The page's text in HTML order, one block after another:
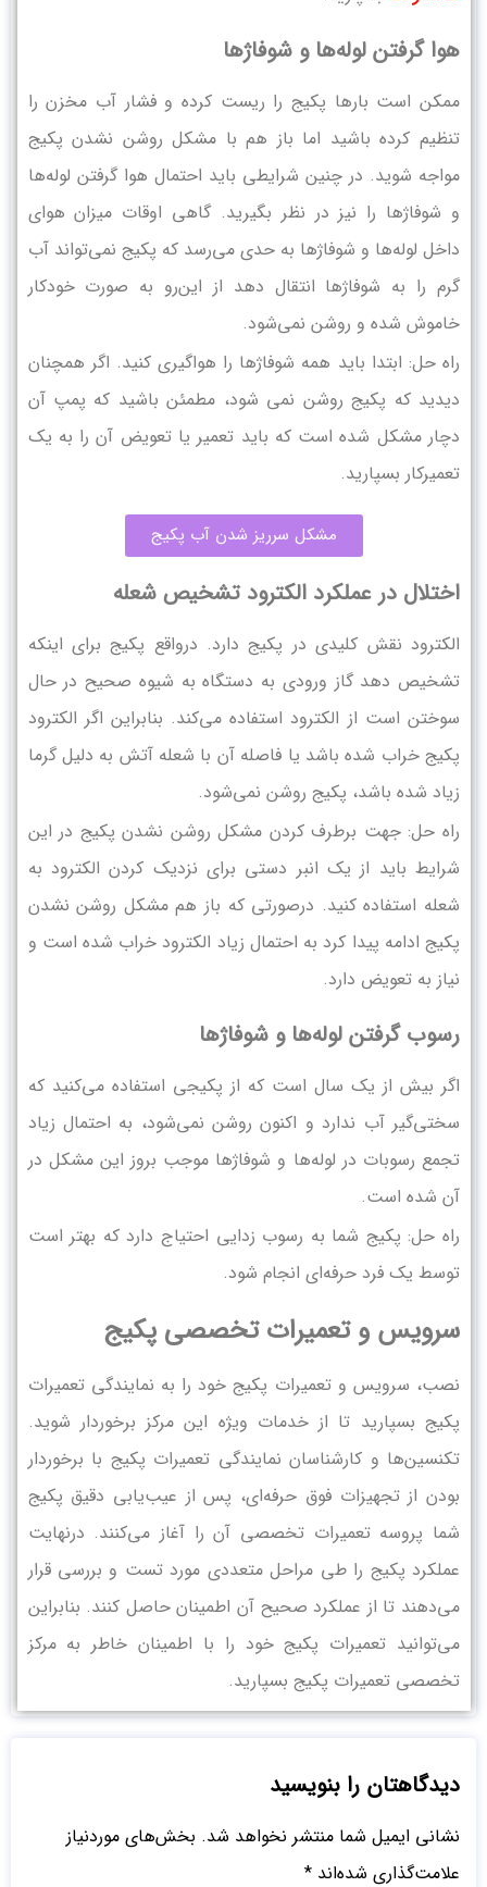
هوا گرفتن لوله‌ها و شوفاژها
ممکن است بارها پکیج را ریست کرده و فشار آب مخزن را
تنظیم کرده باشید اما باز هم با مشکل روشن نشدن پکیج
مواجه شوید. در چنین شرایطی باید احتمال هوا گرفتن لوله‌ها
و شوفاژها را نیز در نظر بگیرید. گاهی اوقات میزان هوای
داخل لوله‌ها و شوفاژها به حدی می‌رسد که پکیج نمی‌تواند آب
گرم را به شوفاژها انتقال دهد از این‌رو به صورت خودکار
خاموش شده و روشن نمی‌شود.
راه حل: ابتدا باید همه شوفاژها را هواگیری کنید. اگر همچنان
دیدید که پکیج روشن نمی شود، مطمئن باشید که پمپ آن
دچار مشکل شده است که باید تعمیر یا تعویض آن را به یک
تعمیرکار بسپارید.
مشکل سرریز شدن آب پکیج
اختلال در عملکرد الکترود تشخیص شعله
الکترود نقش کلیدی در پکیج دارد. درواقع پکیج برای اینکه
تشخیص دهد گاز ورودی به دستگاه به شیوه صحیح در حال
سوختن است از الکترود استفاده می‌کند. بنابراین اگر الکترود
پکیج خراب شده باشد یا فاصله آن با شعله آتش به دلیل گرما
زیاد شده باشد، پکیج روشن نمی‌شود.
راه حل: جهت برطرف کردن مشکل روشن نشدن پکیج در این
شرایط باید از یک انبر دستی برای نزدیک کردن الکترود به
شعله استفاده کنید. درصورتی که باز هم مشکل روشن نشدن
پکیج ادامه پیدا کرد به احتمال زیاد الکترود خراب شده است و
نیاز به تعویض دارد.
رسوب گرفتن لوله‌ها و شوفاژها
اگر بیش از یک سال است که از پکیجی استفاده می‌کنید که
سختی‌گیر آب ندارد و اکنون روشن نمی‌شود، به احتمال زیاد
تجمع رسوبات در لوله‌ها و شوفاژها موجب بروز این مشکل در
آن شده است.
راه حل: پکیج شما به رسوب زدایی احتیاج دارد که بهتر است
توسط یک فرد حرفه‌ای انجام شود.
سرویس و تعمیرات تخصصی پکیج
نصب، سرویس و تعمیرات پکیج خود را به نمایندگی تعمیرات
پکیج بسپارید تا از خدمات ویژه این مرکز برخوردار شوید.
تکنسین‌ها و کارشناسان نمایندگی تعمیرات پکیج با برخوردار
بودن از تجهیزات فوق حرفه‌ای، پس از عیب‌یابی دقیق پکیج
شما پروسه تعمیرات تخصصی آن را آغاز می‌کنند. درنهایت
عملکرد پکیج را طی مراحل متعددی مورد تست و بررسی قرار
می‌دهند تا از عملکرد صحیح آن اطمینان حاصل کنند. بنابراین
می‌توانید تعمیرات پکیج خود را با اطمینان خاطر به مرکز
تخصصی تعمیرات پکیج بسپارید.
دیدگاهتان را بنویسید
نشانی ایمیل شما منتشر نخواهد شد. بخش‌های موردنیاز
علامت‌گذاری شده‌اند *